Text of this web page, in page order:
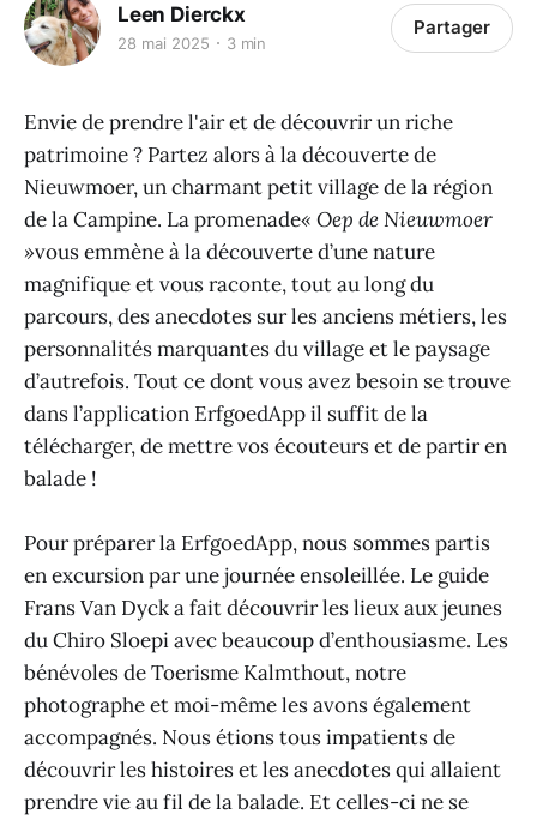
Leen Dierckx
28 mai 2025 3 min
Partager
Envie de prendre l'air et de découvrir un riche
patrimoine ? Partez alors à la découverte de
Nieuwmoer, un charmant petit village de la région
de la Campine. La promenade« Oep de Nieuwmoer
»vous emmène à la découverte d’une nature
magnifique et vous raconte, tout au long du
parcours, des anecdotes sur les anciens métiers, les
personnalités marquantes du village et le paysage
d’autrefois. Tout ce dont vous avez besoin se trouve
dans l’application ErfgoedApp il suffit de la
télécharger, de mettre vos écouteurs et de partir en
balade !
Pour préparer la ErfgoedApp, nous sommes partis
en excursion par une journée ensoleillée. Le guide
Frans Van Dyck a fait découvrir les lieux aux jeunes
du Chiro Sloepi avec beaucoup d’enthousiasme. Les
bénévoles de Toerisme Kalmthout, notre
photographe et moi-même les avons également
accompagnés. Nous étions tous impatients de
découvrir les histoires et les anecdotes qui allaient
prendre vie au fil de la balade. Et celles-ci ne se